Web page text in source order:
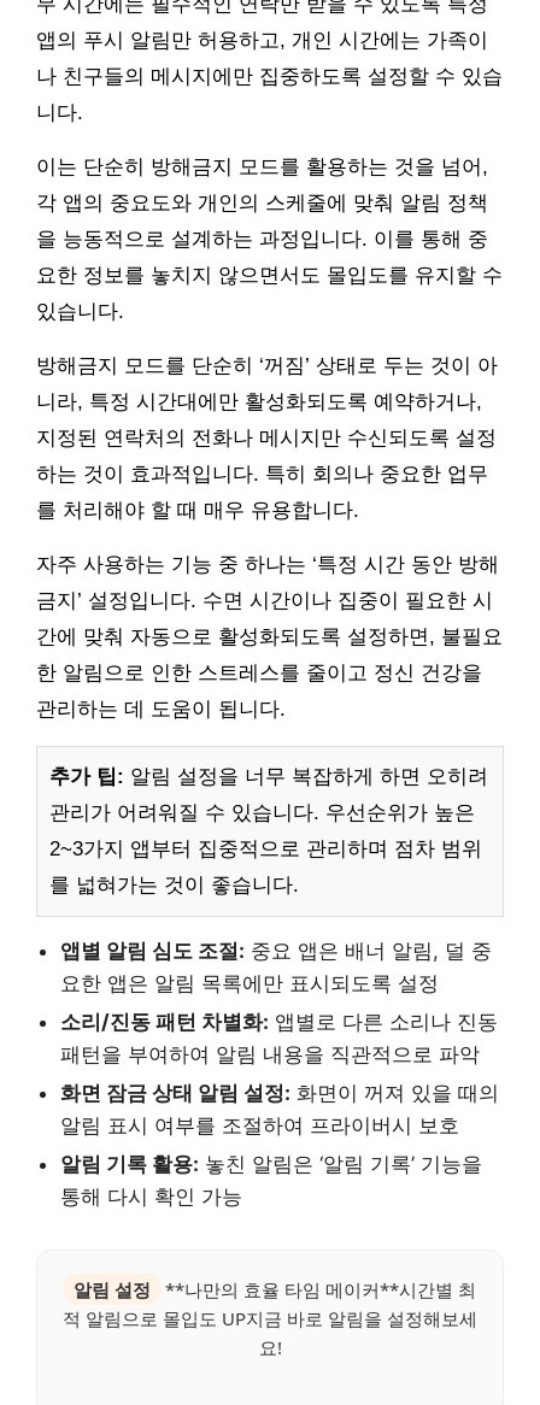
무 시간에는 필수적인 연락만 받을 수 있도록 특정
앱의 푸시 알림만 허용하고, 개인 시간에는 가족이
나 친구들의 메시지에만 집중하도록 설정할 수 있습
니다.
이는 단순히 방해금지 모드를 활용하는 것을 넘어,
각 앱의 중요도와 개인의 스케줄에 맞춰 알림 정책
을 능동적으로 설계하는 과정입니다. 이를 통해 중
요한 정보를 놓치지 않으면서도 몰입도를 유지할 수
있습니다.
방해금지 모드를 단순히 ‘꺼짐’ 상태로 두는 것이 아
니라, 특정 시간대에만 활성화되도록 예약하거나,
지정된 연락처의 전화나 메시지만 수신되도록 설정
하는 것이 효과적입니다. 특히 회의나 중요한 업무
를 처리해야 할 때 매우 유용합니다.
자주 사용하는 기능 중 하나는 ‘특정 시간 동안 방해
금지’ 설정입니다. 수면 시간이나 집중이 필요한 시
간에 맞춰 자동으로 활성화되도록 설정하면, 불필요
한 알림으로 인한 스트레스를 줄이고 정신 건강을
관리하는 데 도움이 됩니다.
추가 팁: 알림 설정을 너무 복잡하게 하면 오히려
관리가 어려워질 수 있습니다. 우선순위가 높은
2~3가지 앱부터 집중적으로 관리하며 점차 범위
를 넓혀가는 것이 좋습니다.
앱별 알림 심도 조절: 중요 앱은 배너 알림, 덜 중
요한 앱은 알림 목록에만 표시되도록 설정
소리/진동 패턴 차별화: 앱별로 다른 소리나 진동
패턴을 부여하여 알림 내용을 직관적으로 파악
화면 잠금 상태 알림 설정: 화면이 꺼져 있을 때의
알림 표시 여부를 조절하여 프라이버시 보호
알림 기록 활용: 놓친 알림은 ‘알림 기록’ 기능을
통해 다시 확인 가능
알림 설정
**나만의 효율 타임 메이커**시간별 최
적 알림으로 몰입도 UP지금 바로 알림을 설정해보세
요!